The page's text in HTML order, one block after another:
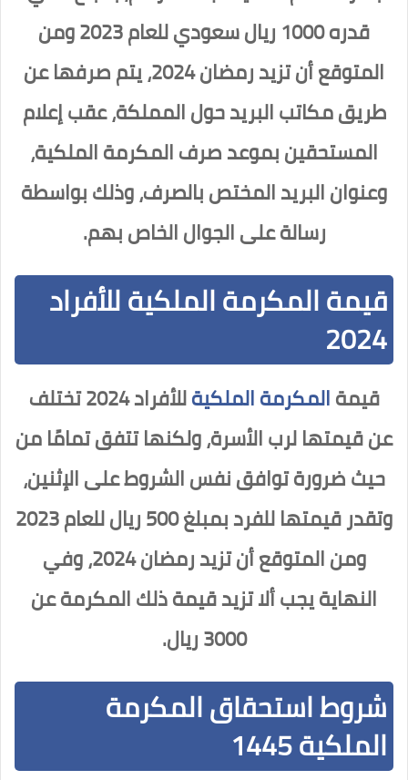
قدره 1000 ريال سعودي للعام 2023 ومن
المتوقع أن تزيد رمضان 2024، يتم صرفها عن
طريق مكاتب البريد حول المملكة، عقب إعلام
المستحقين بموعد صرف المكرمة الملكية،
وعنوان البريد المختص بالصرف، وذلك بواسطة
رسالة على الجوال الخاص بهم.
قيمة المكرمة الملكية للأفراد
2024
قيمةالمكرمة الملكية
للأفراد 2024 تختلف
عن قيمتها لرب الأسرة، ولكنها تتفق تمامًا من
حيث ضرورة توافق نفس الشروط على الإثنين،
وتقدر قيمتها للفرد بمبلغ 500 ريال للعام 2023
ومن المتوقع أن تزيد رمضان 2024، وفي
النهاية يجب ألا تزيد قيمة ذلك المكرمة عن
3000 ريال.
شروط استحقاق المكرمة
الملكية 1445